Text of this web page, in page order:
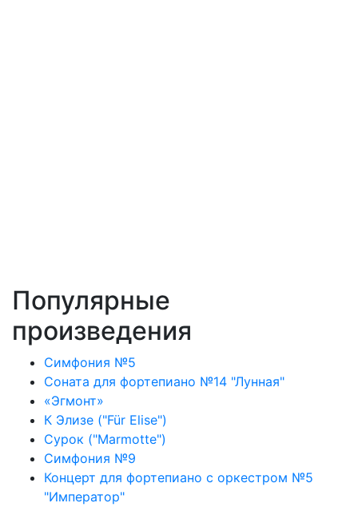
Популярные
произведения
Симфония №5
Соната для фортепиано №14 "Лунная"
«Эгмонт»
К Элизе ("Für Elise")
Сурок ("Marmotte")
Симфония №9
Концерт для фортепиано с оркестром №5
"Император"